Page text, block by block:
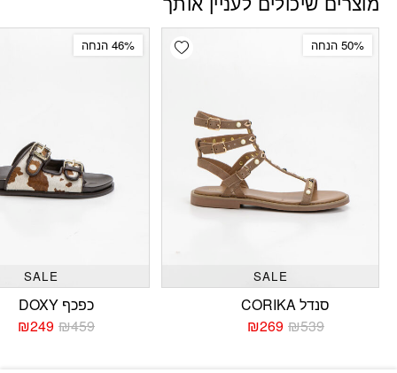
Add wishlist 50% הנחה
SALE
סנדל CORIKA
₪539
המחיר
₪269המחיר
46% הנחה
SALE
כפכף DOXY
₪459
₪249